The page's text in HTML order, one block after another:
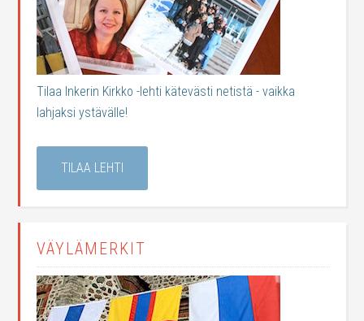
Tilaa Inkerin Kirkko -lehti kätevästi netistä - vaikka
lahjaksi ystävälle!
TILAA LEHTI
VÄYLÄMERKIT